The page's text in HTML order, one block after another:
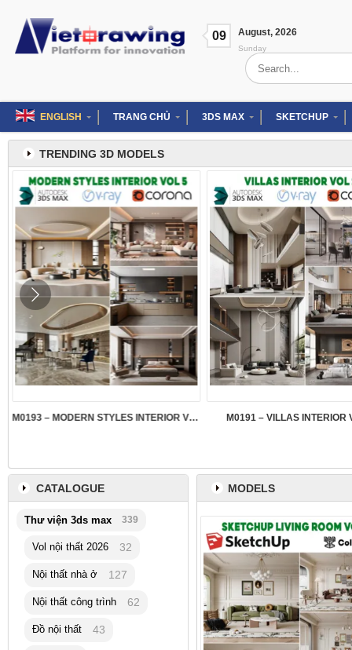
content
09 August, 2026
Sunday
Search
for:
ENGLISH TRANG CHỦ 3DS MAX SKETCHUP
TRENDING 3D MODELS
M0193 – MODERN STYLES INTERIOR VOL.5 M0191 – VILLAS INTERIOR
MODELS
CATALOGUE
Thư viện 3ds max 339
Vol nội thất 2026 32
Nội thất nhà ở 127
Nội thất công trình 62
Đồ nội thất 43